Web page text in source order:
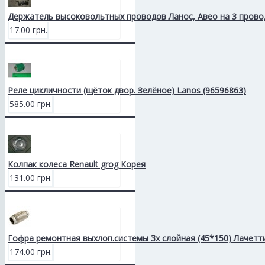
Держатель высоковольтных проводов Ланос, Авео на 3
17.00 грн.
Реле цикличности (щёток двор. Зелёное) Lanos (96596863)
585.00 грн.
Колпак колеса Renault grog Корея
131.00 грн.
Гофра ремонтная выхлоп.системы 3х слойная (45*150)
174.00 грн.